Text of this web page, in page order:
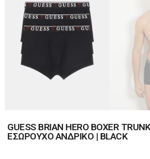
GUESS BRIAN HERO BOXER
ΕΣΩΡΟΥΧΟ ΑΝΔΡΙΚΟ | BLACK